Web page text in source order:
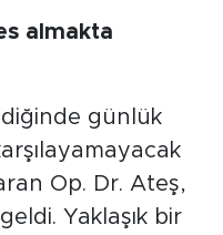
almakta
günlük
Op. Dr. Ateş,
Yaklaşık bir